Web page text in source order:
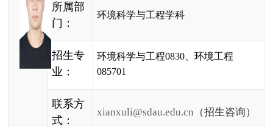
所属部
门：
环境科学与工程学科
招生专
业：
环境科学与工程0830 、环境工程
085701
联系方
式：
xianxuli@sdau.edu.cn （招生咨询）